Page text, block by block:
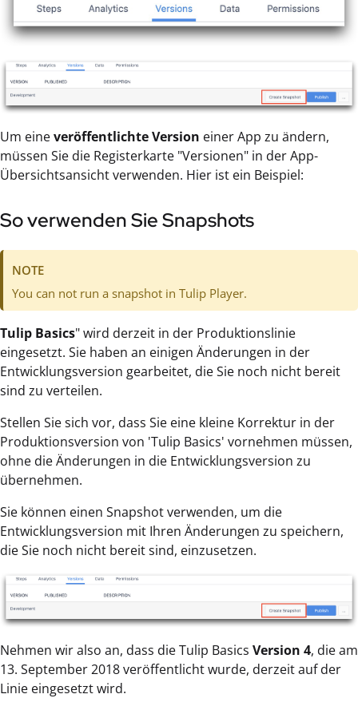
Um eineveröffentlichte Version einer App zu ändern,
müssen Sie die Registerkarte "Versionen" in der App-
Übersichtsansicht verwenden. Hier ist ein Beispiel:
So verwenden Sie Snapshots
NOTE
You can not run a snapshot in Tulip Player.
Tulip Basics" wird derzeit in der Produktionslinie
eingesetzt. Sie haben an einigen Änderungen in der
Entwicklungsversion gearbeitet, die Sie noch nicht bereit
sind zu verteilen.
Stellen Sie sich vor, dass Sie eine kleine Korrektur in der
Produktionsversion von 'Tulip Basics' vornehmen müssen,
ohne die Änderungen in die Entwicklungsversion zu
übernehmen.
Sie können einen Snapshot verwenden, um die
Entwicklungsversion mit Ihren Änderungen zu speichern,
die Sie noch nicht bereit sind, einzusetzen.
Nehmen wir also an, dass die Tulip Basics Version 4, die am
13. September 2018 veröffentlicht wurde, derzeit auf der
Linie eingesetzt wird.